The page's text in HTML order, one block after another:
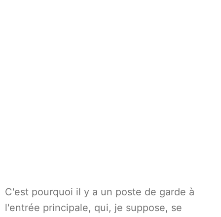
C'est pourquoi il y a un poste de garde à
l'entrée principale, qui, je suppose, se